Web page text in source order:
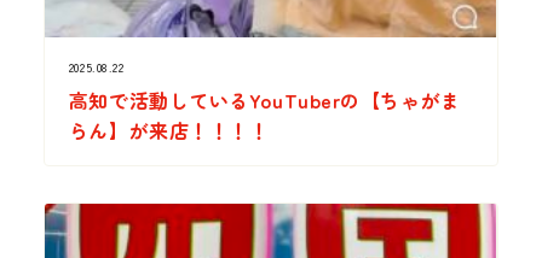
2025.08.22
高知で活動しているYouTuberの【ちゃがま
らん】が来店！！！！